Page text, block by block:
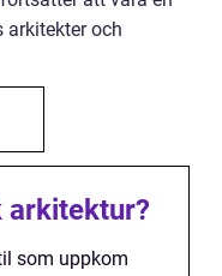
och
arkitektur?
som uppkom